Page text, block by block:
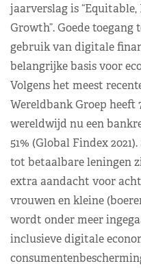
jaarverslag is
Growth”. Goede
gebruik van digitale
belangrijke basis voor
Volgens het meest
Wereldbank Groep heeft
wereldwijd nu een
51% (Global Findex
tot betaalbare leningen
extra aandacht voor
vrouwen en kleine
wordt onder meer
inclusieve digitale